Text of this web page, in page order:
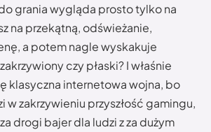
grania wygląda prosto tylko na
na przekątną, odświeżanie,
a potem nagle wyskakuje
czy płaski? I właśnie
klasyczna internetowa wojna, bo
w zakrzywieniu przyszłość gamingu,
drogi bajer dla ludzi z za dużym